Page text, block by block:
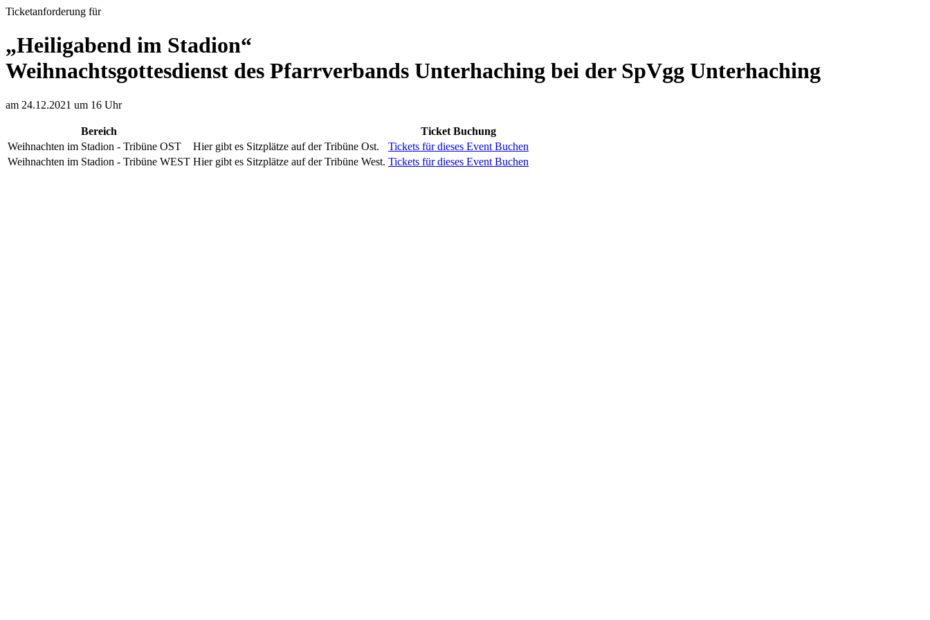
Ticketanforderung für
„Heiligabend im Stadion“
Weihnachtsgottesdienst des Pfarrverbands Unterhaching bei der SpVgg Unterhaching
am 24.12.2021 um 16 Uhr
Bereich
Ticket Buchung
Weihnachten im Stadion - Tribüne OST
Hier gibt es Sitzplätze auf der Tribüne Ost.
Tickets für dieses Event Buchen
Weihnachten im Stadion - Tribüne WEST Hier gibt es Sitzplätze auf der Tribüne West. Tickets für dieses Event Buchen